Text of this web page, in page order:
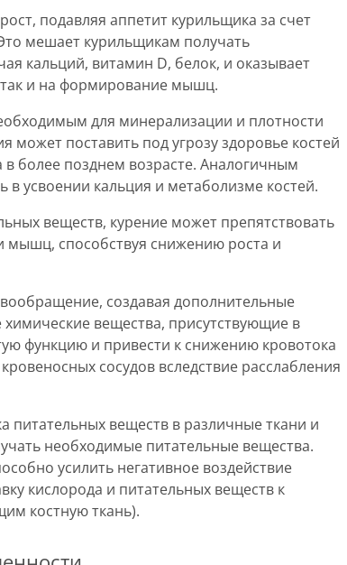
подавляя аппетит курильщика за счет
мешает курильщикам получать
кальций, витамин D, белок, и оказывает
так и на формирование мышц.
для минерализации и плотности
может поставить под угрозу здоровье костей
более позднем возрасте. Аналогичным
усвоении кальция и метаболизме костей.
веществ, курение может препятствовать
мышц, способствуя снижению роста и
создавая дополнительные
вещества, присутствующие в
функцию и привести к снижению кровотока
сосудов вследствие расслабления
питательных веществ в различные ткани и
необходимые питательные вещества.
усилить негативное воздействие
кислорода и питательных веществ к
костную ткань).